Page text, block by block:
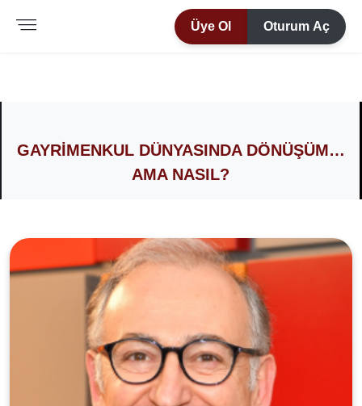
Üye Ol Oturum Aç
GAYRIMENKUL DÜNYASINDA DÖNÜŞÜM…
AMA NASIL?